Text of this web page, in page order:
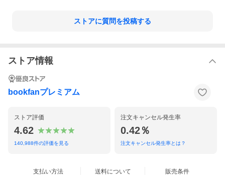
ストアに質問を投稿する
ストア情報
bookfanプレミアム
ストア評価
4.62
140,988件の評価を見る
注文キャンセル発生率
0.42％
注文キャンセル発生率とは？
支払い方法 送料について 販売条件